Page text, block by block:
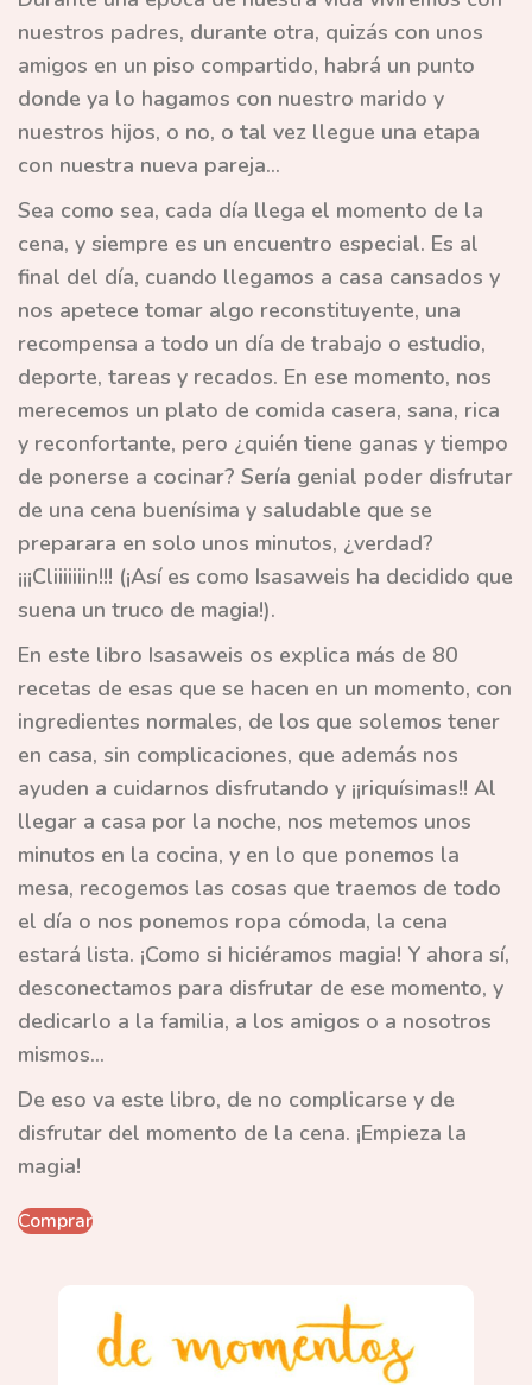
nuestros padres, durante otra, quizás con unos
amigos en un piso compartido, habrá un punto
donde ya lo hagamos con nuestro marido y
nuestros hijos, o no, o tal vez llegue una etapa
con nuestra nueva pareja...
Sea como sea, cada día llega el momento de la
cena, y siempre es un encuentro especial. Es al
final del día, cuando llegamos a casa cansados y
nos apetece tomar algo reconstituyente, una
recompensa a todo un día de trabajo o estudio,
deporte, tareas y recados. En ese momento, nos
merecemos un plato de comida casera, sana, rica
y reconfortante, pero ¿quién tiene ganas y tiempo
de ponerse a cocinar? Sería genial poder disfrutar
de una cena buenísima y saludable que se
preparara en solo unos minutos, ¿verdad?
¡¡¡Cliiiiiiin!!! (¡Así es como Isasaweis ha decidido que
suena un truco de magia!).
En este libro Isasaweis os explica más de 80
recetas de esas que se hacen en un momento, con
ingredientes normales, de los que solemos tener
en casa, sin complicaciones, que además nos
ayuden a cuidarnos disfrutando y ¡¡riquísimas!! Al
llegar a casa por la noche, nos metemos unos
minutos en la cocina, y en lo que ponemos la
mesa, recogemos las cosas que traemos de todo
el día o nos ponemos ropa cómoda, la cena
estará lista. ¡Como si hiciéramos magia! Y ahora sí,
desconectamos para disfrutar de ese momento, y
dedicarlo a la familia, a los amigos o a nosotros
mismos...
De eso va este libro, de no complicarse y de
disfrutar del momento de la cena. ¡Empieza la
magia!
Comprar